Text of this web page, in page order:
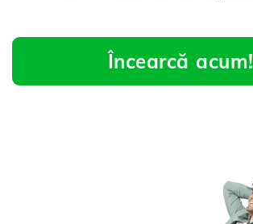
Încearcă acum!